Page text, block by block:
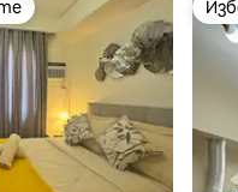
на гостите